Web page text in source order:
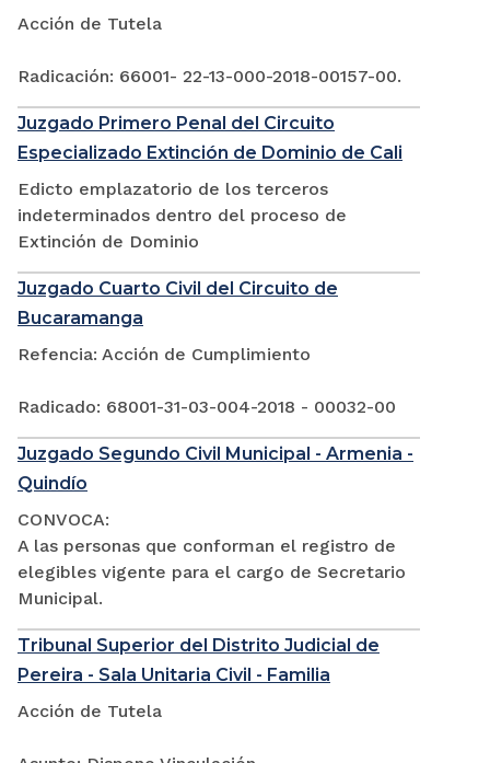
Acción de Tutela
Radicación: 66001- 22-13-000-2018-00157-00.
Juzgado Primero Penal del Circuito
Especializado Extinción de Dominio de Cali
Edicto emplazatorio de los terceros
indeterminados dentro del proceso de
Extinción de Dominio
Juzgado Cuarto Civil del Circuito de
Bucaramanga
Refencia: Acción de Cumplimiento
Radicado: 68001-31-03-004-2018 - 00032-00
Juzgado Segundo Civil Municipal - Armenia -
Quindío
CONVOCA:
A las personas que conforman el registro de
elegibles vigente para el cargo de Secretario
Municipal.
Tribunal Superior del Distrito Judicial de
Pereira - Sala Unitaria Civil - Familia
Acción de Tutela